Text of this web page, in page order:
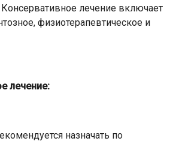
лечение включает
физиотерапевтическое и
лечение:
назначать по